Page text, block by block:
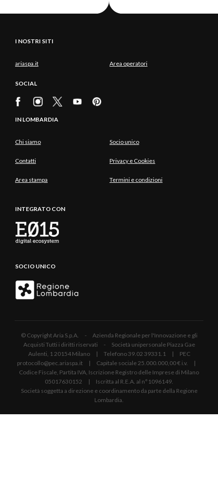
I NOSTRI SITI
ariaspa.it Area operatori
SOCIAL
IN LOMBARDIA
Chi siamo Socio unico
Contatti Privacy e Cookies
Area stampa Termini e condizioni
INTEGRATO CON
SOCIO UNICO
© Copyright Aria S.p.A. - Azienda Regionale per l'Innovazione e gli
Acquisti Tutti i diritti riservati - Società unipersonale Piazza Gae
Aulenti, 1 20154 Milano | Telefono 39.02 39331.1 | PEC
protocollo@pec.ariaspa.it | Capitale sociale 25.000.000,00 € i.v. |
Codice Fiscale, Partita IVA, Iscrizione Registro delle Imprese di Milano
05017630152 | Iscritta al R.E.A. al n°1096149.
Società soggetta a direzione e coordinamento da parte della Regione
Lombardia.